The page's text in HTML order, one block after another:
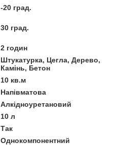
-20 град.
30 град.
2 годин
Штукатурка, Цегла, Дерево,
Камінь, Бетон
10 кв.м
Напівматова
Алкідноуретановий
10 л
Так
Однокомпонентний